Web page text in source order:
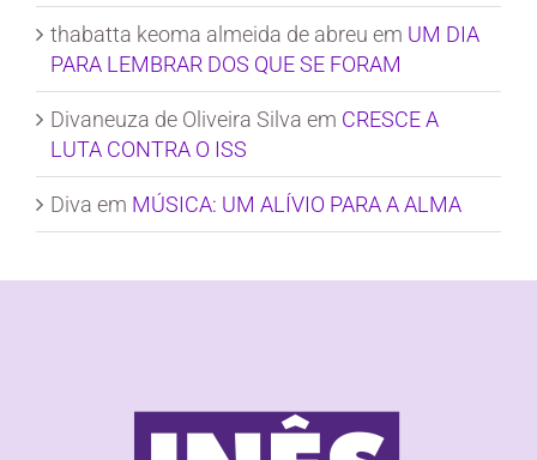
thabatta keoma almeida de abreu em UM DIA
PARA LEMBRAR DOS QUE SE FORAM
Divaneuza de Oliveira Silva em CRESCE A
LUTA CONTRA O ISS
Diva em MÚSICA: UM ALÍVIO PARA A ALMA